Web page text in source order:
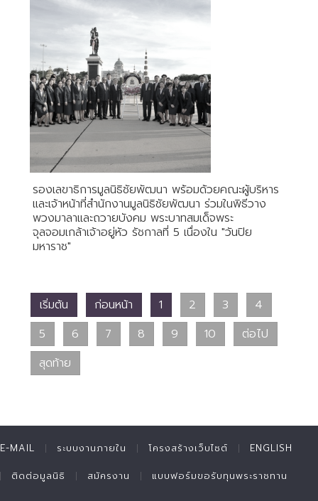
รองเลขาธิการมูลนิธิชัยพัฒนา พร้อมด้วยคณะผู้บริหาร
และเจ้าหน้าที่สำนักงานมูลนิธิชัยพัฒนา ร่วมในพิธีวาง
พวงมาลาและถวายบังคม พระบาทสมเด็จพระ
จุลจอมเกล้าเจ้าอยู่หัว รัชกาลที่ 5 เนื่องใน "วันปิย
มหาราช"
เริ่มต้น ก่อนหน้า 1 2 3
4
5
6 7 8 9 10
ต่อไป
สุดท้าย
E-MAIL ระบบงานภายใน โครงสร้างเว็บไซต์ ENGLISH
ติดต่อมูลนิธิ สมัครงาน แบบฟอร์มขอรับทุนพระราชทาน